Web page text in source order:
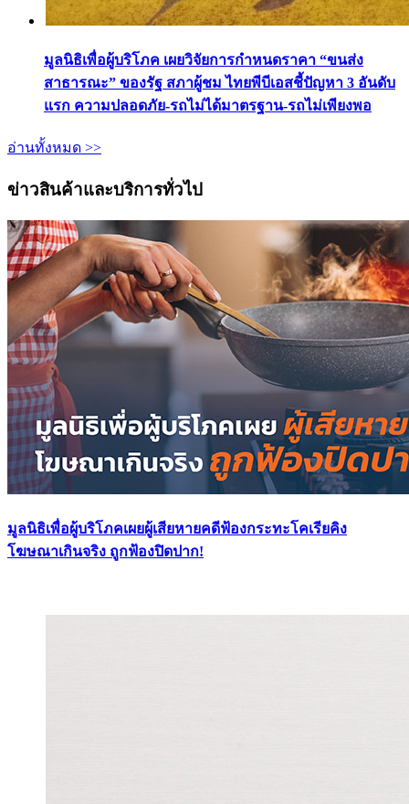
มูลนิธิเพื่อผู้บริโภค เผยวิจัยการกำหนดราคา “ขนส่ง
สาธารณะ” ของรัฐ สภาผู้ชม ไทยพีบีเอสชี้ปัญหา 3 อันดับ
แรก ความปลอดภัย-รถไม่ได้มาตรฐาน-รถไม่เพียงพอ
อ่านทั้งหมด >>
ข่าวสินค้าและบริการทั่วไป
มูลนิธิเพื่อผู้บริโภคเผยผู้เสียหายคดีฟ้องกระทะโคเรียคิง
โฆษณาเกินจริง ถูกฟ้องปิดปาก!